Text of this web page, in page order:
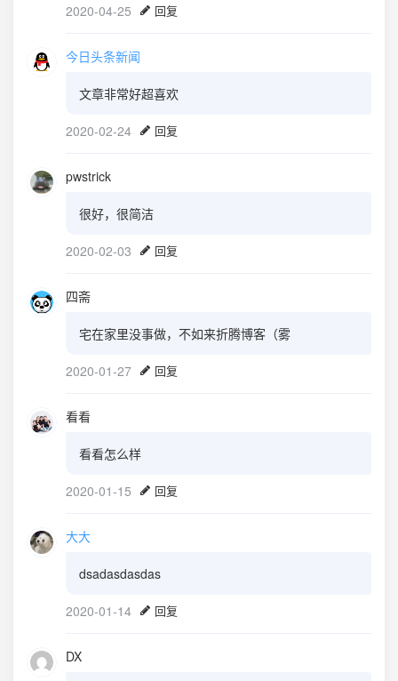
2020-04-25 回复
今日头条新闻
文章非常好超喜欢
2020-02-24 回复
pwstrick
很好，很简洁
2020-02-03 回复
四斋
宅在家里没事做，不如来折腾博客（雾
2020-01-27 回复
看看
看看怎么样
2020-01-15 回复
大大
dsadasdasdas
2020-01-14 回复
DX